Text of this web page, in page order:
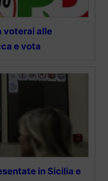
voterai alle
e vota
in Sicilia e